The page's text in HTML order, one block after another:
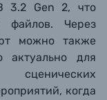
3.2 Gen 2, что
файлов. Через
можно также
актуально для
когда